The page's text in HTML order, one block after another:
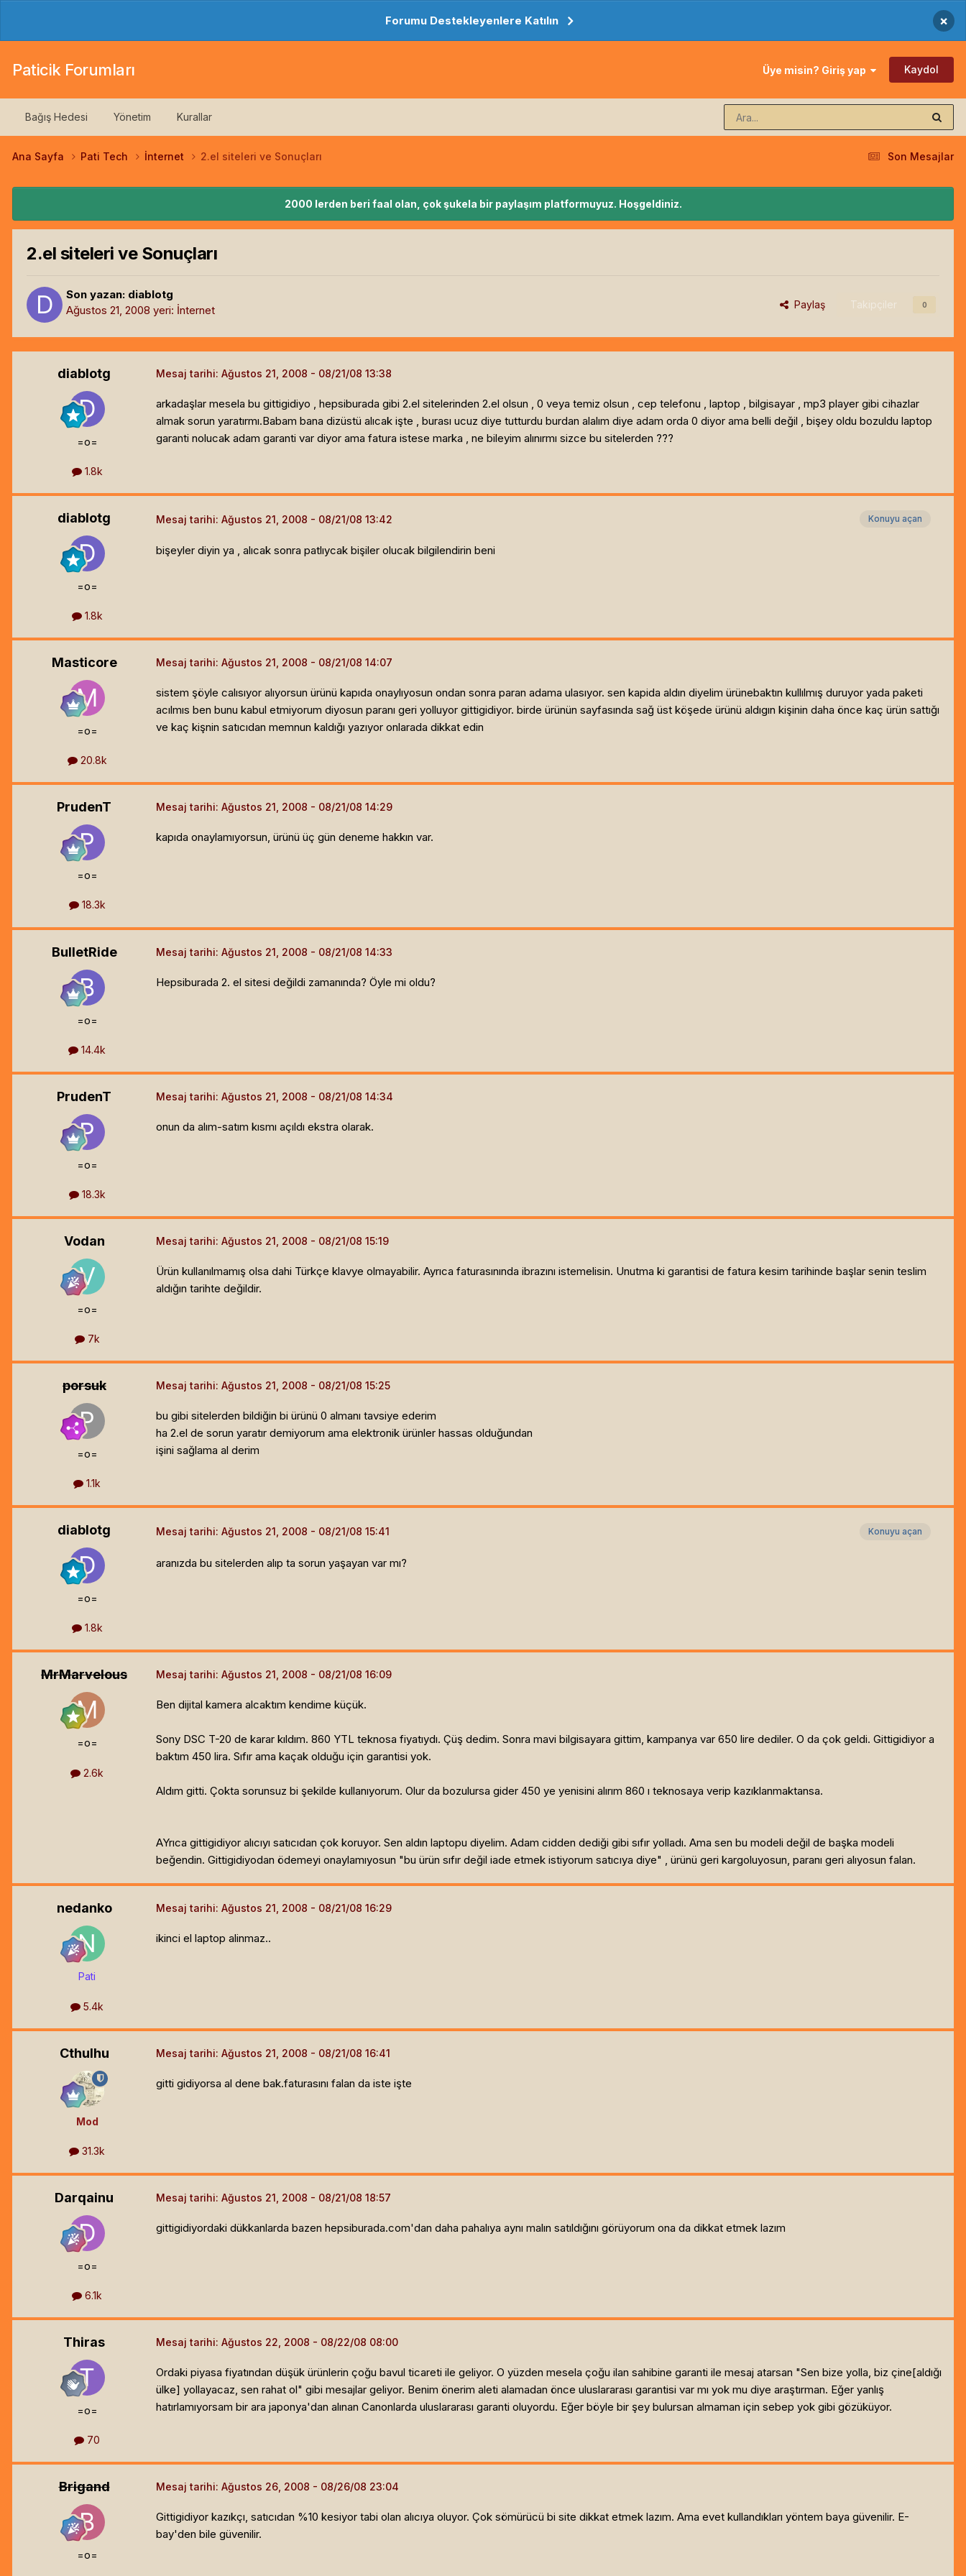
Forumu Destekleyenlere Katılın ×
Paticik Forumları Üye misin? Giriş yap Kaydol
Bağış Hedesi Yönetim Kurallar
Son Mesajlar
Ana Sayfa Pati Tech İnternet 2.el siteleri ve Sonuçları
2000 lerden beri faal olan, çok şukela bir paylaşım platformuyuz. Hoşgeldiniz.
2.el siteleri ve Sonuçları
Son yazan: diablotg
Ağustos 21, 2008 yeri: İnternet Paylaş Takipçiler 0
diablotg
=o=
1.8k
Mesaj tarihi: Ağustos 21, 2008
arkadaşlar mesela bu gittigidiyo , hepsiburada gibi 2.el sitelerinden 2.el olsun , 0 veya temiz olsun , cep telefonu , laptop , bilgisayar , mp3 player gibi cihazlar
almak sorun yaratırmı.Babam bana dizüstü alıcak işte , burası ucuz diye tutturdu burdan alalım diye adam orda 0 diyor ama belli değil , bişey oldu bozuldu laptop
garanti nolucak adam garanti var diyor ama fatura istese marka , ne bileyim alınırmı sizce bu sitelerden ???
diablotg
=o=
1.8k
Konuyu açan
Mesaj tarihi: Ağustos 21, 2008
bişeyler diyin ya , alıcak sonra patlıycak bişiler olucak bilgilendirin beni
Masticore
=o=
20.8k
Mesaj tarihi: Ağustos 21, 2008
sistem şöyle calısıyor alıyorsun ürünü kapıda onaylıyosun ondan sonra paran adama ulasıyor. sen kapida aldın diyelim ürünebaktın kullılmış duruyor yada paketi
acılmıs ben bunu kabul etmiyorum diyosun paranı geri yolluyor gittigidiyor. birde ürünün sayfasında sağ üst köşede ürünü aldıgın kişinin daha önce kaç ürün sattığı
ve kaç kişnin satıcıdan memnun kaldığı yazıyor onlarada dikkat edin
PrudenT
=o=
18.3k
Mesaj tarihi: Ağustos 21, 2008
kapıda onaylamıyorsun, ürünü üç gün deneme hakkın var.
BulletRide
=o=
14.4k
Mesaj tarihi: Ağustos 21, 2008
Hepsiburada 2. el sitesi değildi zamanında? Öyle mi oldu?
PrudenT
=o=
18.3k
Mesaj tarihi: Ağustos 21, 2008
onun da alım-satım kısmı açıldı ekstra olarak.
Vodan
=o=
7k
Mesaj tarihi: Ağustos 21, 2008
Ürün kullanılmamış olsa dahi Türkçe klavye olmayabilir. Ayrıca faturasınında ibrazını istemelisin. Unutma ki garantisi de fatura kesim tarihinde başlar senin teslim
aldığın tarihte değildir.
porsuk
=o=
1.1k
Mesaj tarihi: Ağustos 21, 2008
bu gibi sitelerden bildiğin bi ürünü 0 almanı tavsiye ederim
ha 2.el de sorun yaratır demiyorum ama elektronik ürünler hassas olduğundan
işini sağlama al derim
diablotg
=o=
1.8k
Konuyu açan
Mesaj tarihi: Ağustos 21, 2008
aranızda bu sitelerden alıp ta sorun yaşayan var mı?
MrMarvelous
=o=
2.6k
Mesaj tarihi: Ağustos 21, 2008
Ben dijital kamera alcaktım kendime küçük.
Sony DSC T-20 de karar kıldım. 860 YTL teknosa fiyatıydı. Çüş dedim. Sonra mavi bilgisayara gittim, kampanya var 650 lire dediler. O da çok geldi. Gittigidiyor a
baktım 450 lira. Sıfır ama kaçak olduğu için garantisi yok.
Aldım gitti. Çokta sorunsuz bi şekilde kullanıyorum. Olur da bozulursa gider 450 ye yenisini alırım 860 ı teknosaya verip kazıklanmaktansa.
AYrıca gittigidiyor alıcıyı satıcıdan çok koruyor. Sen aldın laptopu diyelim. Adam cidden dediği gibi sıfır yolladı. Ama sen bu modeli değil de başka modeli
beğendin. Gittigidiyodan ödemeyi onaylamıyosun "bu ürün sıfır değil iade etmek istiyorum satıcıya diye" , ürünü geri kargoluyosun, paranı geri alıyosun falan.
nedanko
Pati
5.4k
Mesaj tarihi: Ağustos 21, 2008
ikinci el laptop alinmaz..
Cthulhu
Mod
31.3k
Mesaj tarihi: Ağustos 21, 2008
gitti gidiyorsa al dene bak.faturasını falan da iste işte
Darqainu
=o=
6.1k
Mesaj tarihi: Ağustos 21, 2008
gittigidiyordaki dükkanlarda bazen hepsiburada.com'dan daha pahalıya aynı malın satıldığını görüyorum ona da dikkat etmek lazım
Thiras
=o=
70
Mesaj tarihi: Ağustos 22, 2008
Ordaki piyasa fiyatından düşük ürünlerin çoğu bavul ticareti ile geliyor. O yüzden mesela çoğu ilan sahibine garanti ile mesaj atarsan "Sen bize yolla, biz çine[aldığı
ülke] yollayacaz, sen rahat ol" gibi mesajlar geliyor. Benim önerim aleti alamadan önce uluslararası garantisi var mı yok mu diye araştırman. Eğer yanlış
hatırlamıyorsam bir ara japonya'dan alınan Canonlarda uluslararası garanti oluyordu. Eğer böyle bir şey bulursan almaman için sebep yok gibi gözüküyor.
Brigand
=o=
Mesaj tarihi: Ağustos 26, 2008
Gittigidiyor kazıkçı, satıcıdan %10 kesiyor tabi olan alıcıya oluyor. Çok sömürücü bi site dikkat etmek lazım. Ama evet kullandıkları yöntem baya güvenilir. E-
bay'den bile güvenilir.